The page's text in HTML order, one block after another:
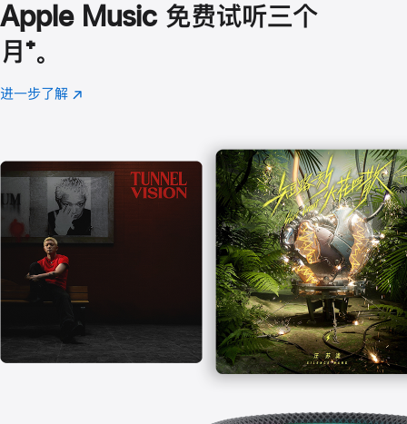
Apple Music 免费试听三个
月 脚
注
⁺。
进一步了解 Apple
(在
口
中
打
开)